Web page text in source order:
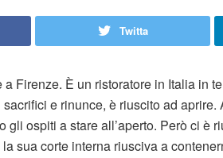
Twitta
Firenze. È un ristoratore in Italia in
e rinunce, è riuscito ad aprire.
gli ospiti a stare all’aperto. Però ci è
sua corte interna riusciva a